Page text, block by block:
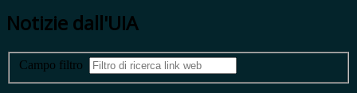
Notizie dall'UIA
Campo filtro